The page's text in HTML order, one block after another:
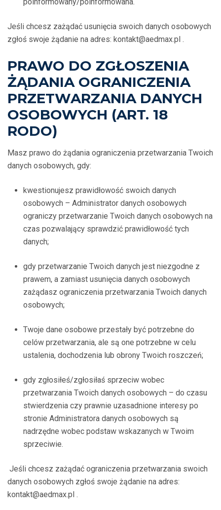
Jeśli chcesz zażądać usunięcia swoich danych osobowych
zgłoś swoje żądanie na adres: kontakt@aedmax.pl .
PRAWO DO ZGŁOSZENIA
ŻĄDANIA OGRANICZENIA
PRZETWARZANIA DANYCH
OSOBOWYCH (ART. 18
RODO)
Masz prawo do żądania ograniczenia przetwarzania Twoich
danych osobowych, gdy:
kwestionujesz prawidłowość swoich danych
osobowych – Administrator danych osobowych
ograniczy przetwarzanie Twoich danych osobowych na
czas pozwalający sprawdzić prawidłowość tych
danych;
gdy przetwarzanie Twoich danych jest niezgodne z
prawem, a zamiast usunięcia danych osobowych
zażądasz ograniczenia przetwarzania Twoich danych
osobowych;
Twoje dane osobowe przestały być potrzebne do
celów przetwarzania, ale są one potrzebne w celu
ustalenia, dochodzenia lub obrony Twoich roszczeń;
gdy zgłosiłeś/zgłosiłaś sprzeciw wobec
przetwarzania Twoich danych osobowych – do czasu
stwierdzenia czy prawnie uzasadnione interesy po
stronie Administratora danych osobowych są
nadrzędne wobec podstaw wskazanych w Twoim
sprzeciwie.
Jeśli chcesz zażądać ograniczenia przetwarzania swoich
danych osobowych zgłoś swoje żądanie na adres:
kontakt@aedmax.pl .